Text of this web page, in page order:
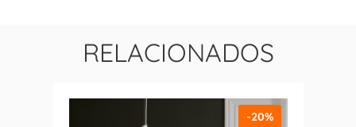
RELACIONADOS
-20%